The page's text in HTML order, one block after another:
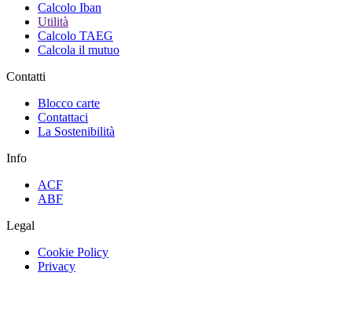
Calcolo Iban
Utilità
Calcolo TAEG
Calcola il mutuo
Contatti
Blocco carte
Contattaci
La Sostenibilità
Info
ACF
ABF
Legal
Cookie Policy
Privacy